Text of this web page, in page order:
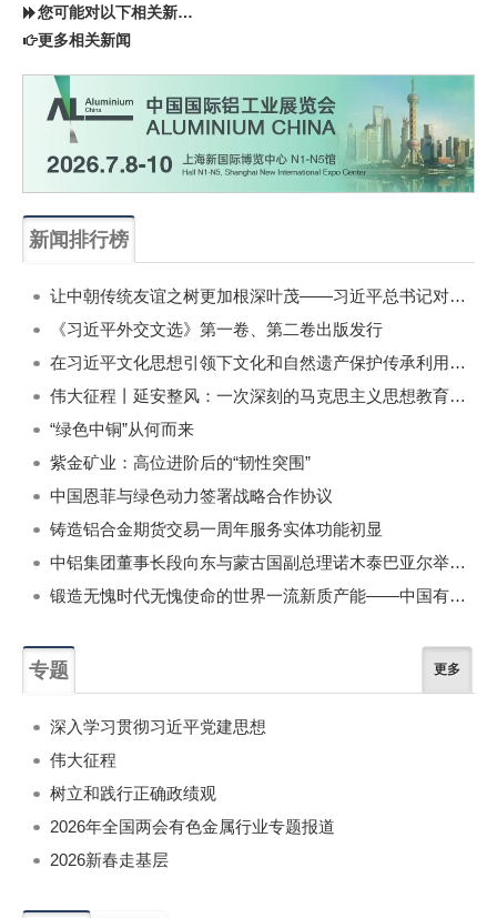
您可能对以下相关新闻同样感兴趣
更多相关新闻
新闻排行榜
让中朝传统友谊之树更加根深叶茂——习近平总书记对朝鲜进行国事访问纪实
《习近平外交文选》第一卷、第二卷出版发行
在习近平文化思想引领下文化和自然遗产保护传承利用工作开创新局面
伟大征程丨延安整风：一次深刻的马克思主义思想教育运动
“绿色中铜”从何而来
紫金矿业：高位进阶后的“韧性突围”
中国恩菲与绿色动力签署战略合作协议
铸造铝合金期货交易一周年服务实体功能初显
中铝集团董事长段向东与蒙古国副总理诺木泰巴亚尔举行会谈
锻造无愧时代无愧使命的世界一流新质产能——中国有色金属工业的战略应对与破局之道（二）
专题 更多
深入学习贯彻习近平党建思想
伟大征程
树立和践行正确政绩观
2026年全国两会有色金属行业专题报道
2026新春走基层